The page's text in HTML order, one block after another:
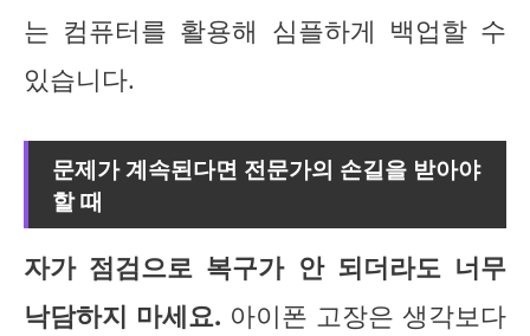
는 컴퓨터를 활용해 심플하게 백업할 수
있습니다.
문제가 계속된다면 전문가의 손길을 받아야
할 때
자가 점검으로 복구가 안 되더라도 너무
낙담하지 마세요. 아이폰 고장은 생각보다